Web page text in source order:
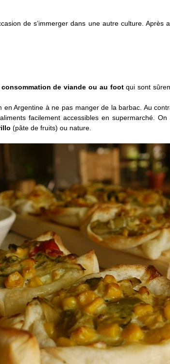
de s’immerger dans une autre culture. Après
consommation de viande ou au footqui sont
Argentine à ne pas manger de la barbac. Au
facilement accessibles en supermarché.
(pâte de fruits) ou nature.